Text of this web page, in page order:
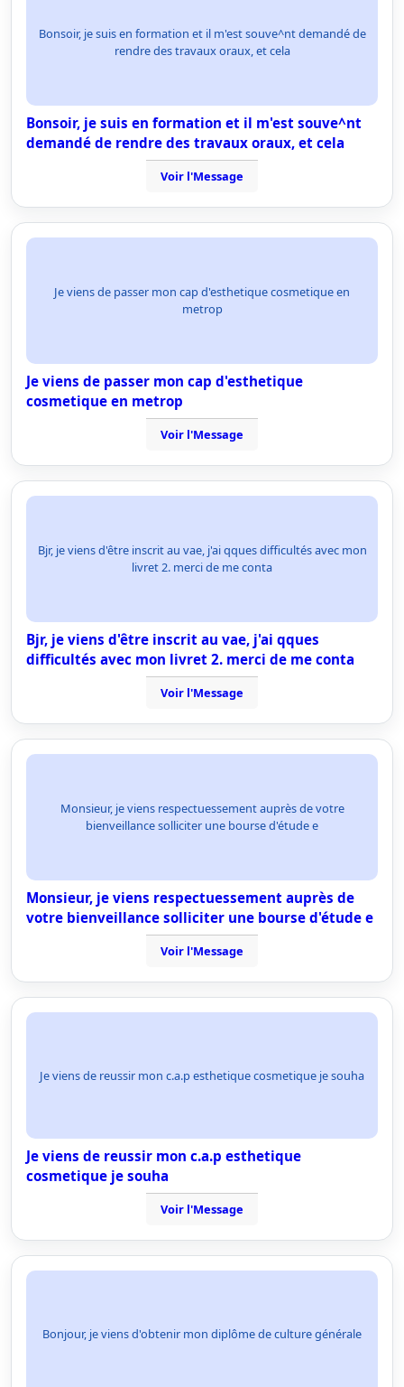
Bonsoir, je suis en formation et il m'est souve^nt demandé de
rendre des travaux oraux, et cela
Bonsoir, je suis en formation et il m'est souve^nt
demandé de rendre des travaux oraux, et cela
Voir l'Message
Je viens de passer mon cap d'esthetique cosmetique en
metrop
Je viens de passer mon cap d'esthetique
cosmetique en metrop
Voir l'Message
Bjr, je viens d'être inscrit au vae, j'ai qques difficultés avec mon
livret 2. merci de me conta
Bjr, je viens d'être inscrit au vae, j'ai qques
difficultés avec mon livret 2. merci de me conta
Voir l'Message
Monsieur, je viens respectuessement auprès de votre
bienveillance solliciter une bourse d'étude e
Monsieur, je viens respectuessement auprès de
votre bienveillance solliciter une bourse d'étude e
Voir l'Message
Je viens de reussir mon c.a.p esthetique cosmetique je souha
Je viens de reussir mon c.a.p esthetique
cosmetique je souha
Voir l'Message
Bonjour, je viens d'obtenir mon diplôme de culture générale